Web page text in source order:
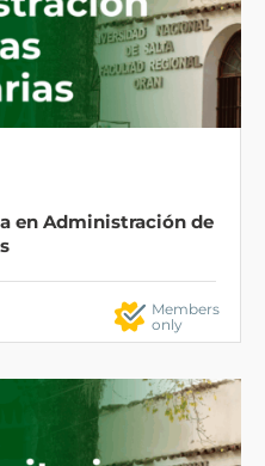
en Administración de
Members
only